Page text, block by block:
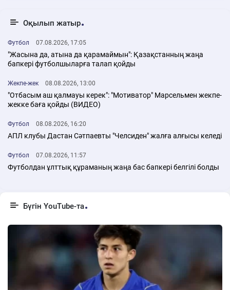
Оқылып жатыр
Футбол 07.08.2026, 17:05
"Жасына да, атына да қарамаймын": Қазақстанның жаңа
бапкері футболшыларға талап қойды
Жекпе-жек 08.08.2026, 13:00
"Отбасым аш қалмауы керек": "Мотиватор" Марсельмен жекпе-
жекке баға қойды (ВИДЕО)
Футбол 08.08.2026, 16:20
АПЛ клубы Дастан Сәтпаевты "Челсиден" жалға алғысы келеді
Футбол 07.08.2026, 11:57
Футболдан ұлттық құраманың жаңа бас бапкері белгілі болды
Бүгін YouTube-та